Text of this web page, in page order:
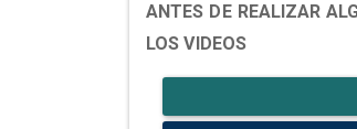
ANTES DE REALIZAR
LOS VIDEOS